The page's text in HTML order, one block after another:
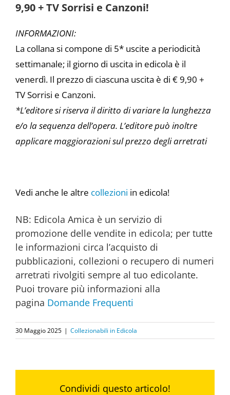
9,90 + TV Sorrisi e Canzoni!
INFORMAZIONI:
La collana si compone di 5* uscite a periodicità
settimanale; il giorno di uscita in edicola è il
venerdì. Il prezzo di ciascuna uscita è di € 9,90 +
TV Sorrisi e Canzoni.
*L’editore si riserva il diritto di variare la lunghezza
e/o la sequenza dell’opera. L’editore può inoltre
applicare maggiorazioni sul prezzo degli arretrati
Vedi anche le altre collezioni in edicola!
NB: Edicola Amica è un servizio di
promozione delle vendite in edicola; per tutte
le informazioni circa l’acquisto di
pubblicazioni, collezioni o recupero di numeri
arretrati rivolgiti sempre al tuo edicolante.
Puoi trovare più informazioni alla
pagina Domande Frequenti
30 Maggio 2025 | Collezionabili in Edicola
Condividi questo articolo!